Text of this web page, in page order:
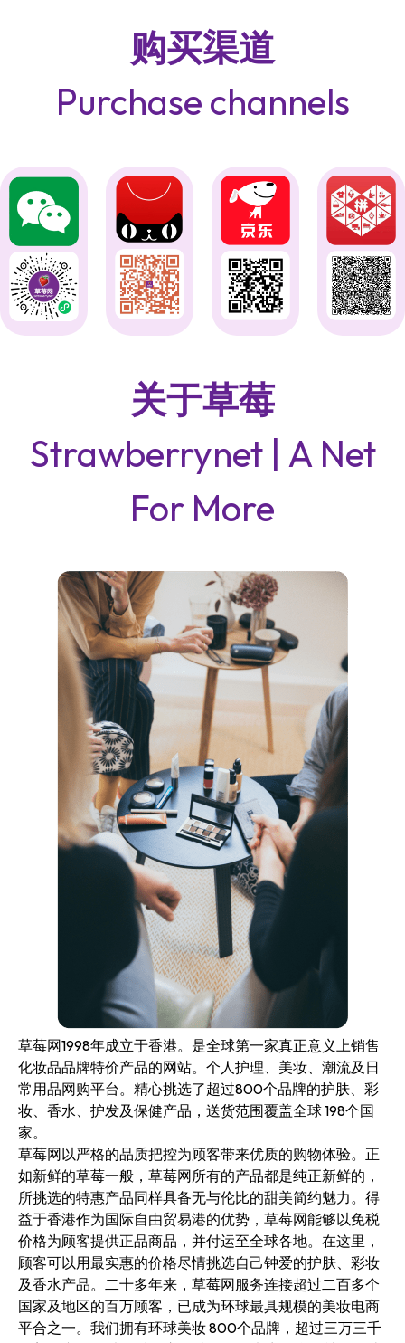
购买渠道
Purchase channels
关于草莓
Strawberrynet | A Net
For More
草莓网1998年成立于香港。是全球第一家真正意义上销售
化妆品品牌特价产品的网站。个人护理、美妆、潮流及日
常用品网购平台。精心挑选了超过800个品牌的护肤、彩
妆、香水、护发及保健产品，送货范围覆盖全球 198个国
家。
草莓网以严格的品质把控为顾客带来优质的购物体验。正
如新鲜的草莓一般，草莓网所有的产品都是纯正新鲜的，
所挑选的特惠产品同样具备无与伦比的甜美简约魅力。得
益于香港作为国际自由贸易港的优势，草莓网能够以免税
价格为顾客提供正品商品，并付运至全球各地。在这里，
顾客可以用最实惠的价格尽情挑选自己钟爱的护肤、彩妆
及香水产品。二十多年来，草莓网服务连接超过二百多个
国家及地区的百万顾客，已成为环球最具规模的美妆电商
平合之一。我们拥有环球美妆 800个品牌，超过三万三千